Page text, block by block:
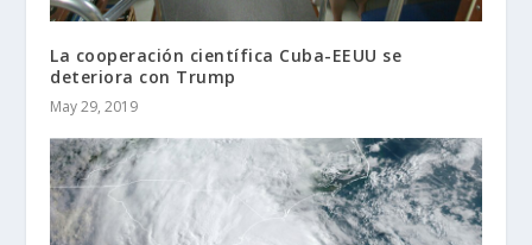
La cooperación científica Cuba-EEUU se
deteriora con Trump
May 29, 2019